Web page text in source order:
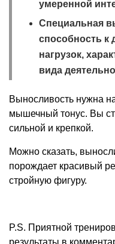
умеренной
Специальная
способность к
нагрузок,
вида
Выносливость нужна
мышечный тонус. Вы
сильной и крепкой.
Можно сказать,
порождает красивый
стройную фигуру.
P.S. Приятной
результаты в